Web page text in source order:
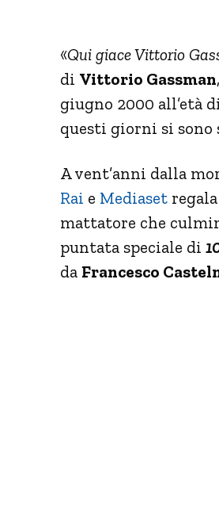
«Qui giace Vittorio
di Vittorio Gassman
giugno 2000 all’età
questi giorni si sono
A vent’anni dalla
Rai e Mediaset
mattatore che
puntata speciale di
da Francesco